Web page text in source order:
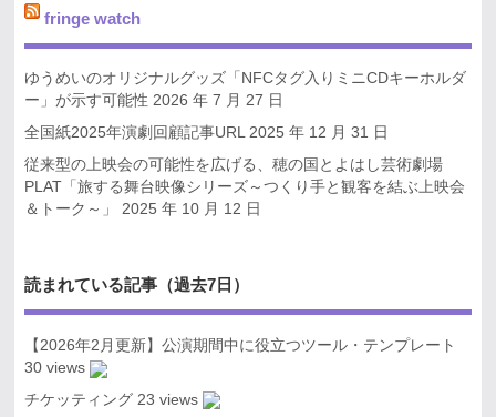
fringe watch
ゆうめいのオリジナルグッズ「NFCタグ入りミニCDキーホルダ
ー」が示す可能性 2026 年 7 月 27 日
全国紙2025年演劇回顧記事URL 2025 年 12 月 31 日
従来型の上映会の可能性を広げる、穂の国とよはし芸術劇場
PLAT「旅する舞台映像シリーズ～つくり手と観客を結ぶ上映会
＆トーク～」
2025 年 10 月 12 日
読まれている記事（過去7日）
【2026年2月更新】公演期間中に役立つツール・テンプレート
30 views
チケッティング 23 views